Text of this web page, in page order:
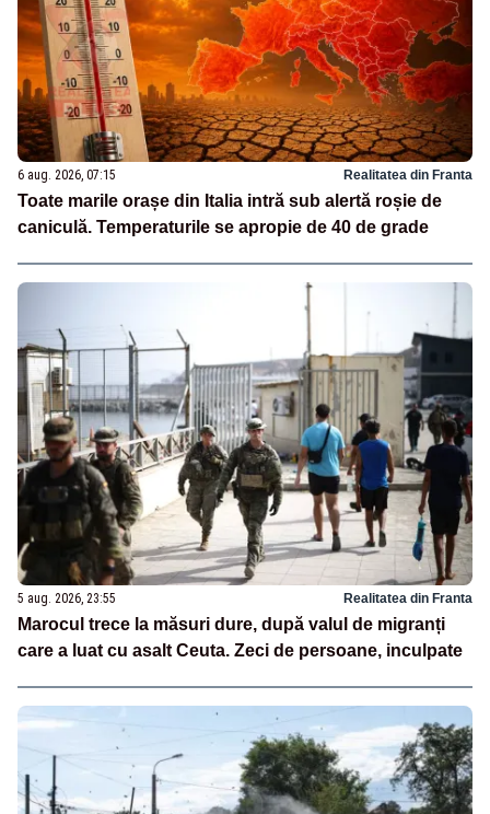
6 aug. 2026, 07:15 Realitatea din Franta
Toate marile orașe din Italia intră sub alertă roșie de
caniculă. Temperaturile se apropie de 40 de grade
5 aug. 2026, 23:55 Realitatea din Franta
Marocul trece la măsuri dure, după valul de migranți
care a luat cu asalt Ceuta. Zeci de persoane, inculpate